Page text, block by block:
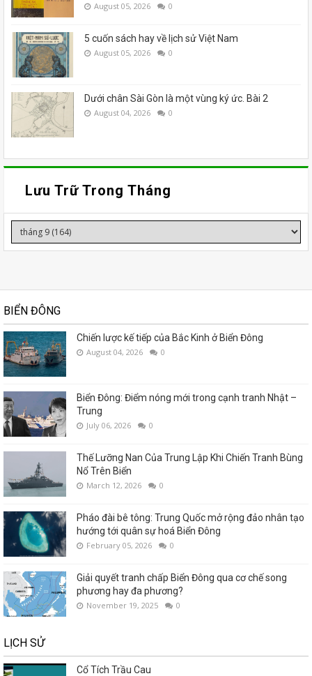
August 05, 2026 0
5 cuốn sách hay về lịch sử Việt Nam
August 05, 2026 0
Dưới chân Sài Gòn là một vùng ký ức. Bài 2
August 04, 2026 0
Lưu Trữ Trong Tháng
BIỂN ĐÔNG
Chiến lược kế tiếp của Bắc Kinh ở Biển Đông
August 04, 2026 0
Biển Đông: Điểm nóng mới trong cạnh tranh Nhật –
Trung
July 06, 2026 0
Thế Lưỡng Nan Của Trung Lập Khi Chiến Tranh Bùng
Nổ Trên Biển
March 12, 2026 0
Pháo đài bê tông: Trung Quốc mở rộng đảo nhân tạo
hướng tới quân sự hoá Biển Đông
February 05, 2026 0
Giải quyết tranh chấp Biển Đông qua cơ chế song
phương hay đa phương?
November 19, 2025 0
LỊCH SỬ
Cổ Tích Trầu Cau